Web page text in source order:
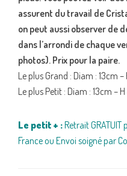
assurent du travail de
on peut aussi observer de
dans l’arrondi de chaque
photos). Prix pour la paire.
Le plus Grand : Diam : 13cm
Le plus Petit : Diam : 13cm –
Le petit + :Retrait GRATUIT
France ou Envoi soigné par